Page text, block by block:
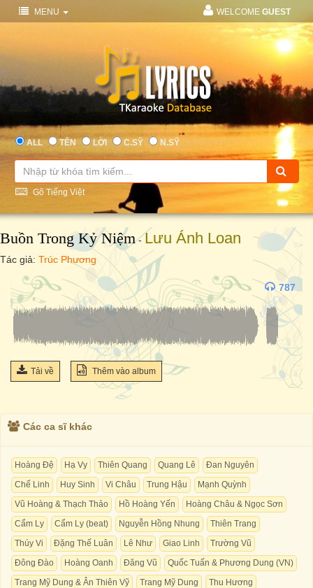
MENU WELCOME GUEST
ALL TÊN LỜI C.SỸ N.SỸ
Gõ Tiếng Việt
Buồn Trong Kỷ Niệm-Lưu Ánh Loan
Tác giả: Trúc Phương
787
Tải về Thêm vào album
Các ca sĩ khác
Hoàng Đệ Hạ Vy Thiên Quang Quang Lê
Đan Nguyên
Chế Linh
Huy Sinh Vi Châu Trung Hậu
Mạnh Quỳnh
Vũ Hoàng & Thạch Thảo
Hồ Hoàng Yến
Hoàng Châu & Ngọc Sơn
Cẩm Ly
Cẩm Ly (beat) Nguyễn Hồng Nhung
Thiên Trang
Thúy Vi
Đặng Thế Luân Lê Như Giao Linh
Trường Vũ
Đông Đào
Hoàng Oanh Đăng Vũ
Quốc Tuấn & Phương Dung (VN)
Trang Mỹ Dung & Ân Thiên Vỹ
Trang Mỹ Dung
Thu Hương